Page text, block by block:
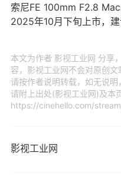
索尼FE 100mm F2.8
2025年10月下旬上市，
本文为作者 影视工业网 分享
容，影视工业网不会对原创文
请按作者说明转载，如无说
请附上出处(影视工业网)及本
https://cinehello.com/
影视工业网